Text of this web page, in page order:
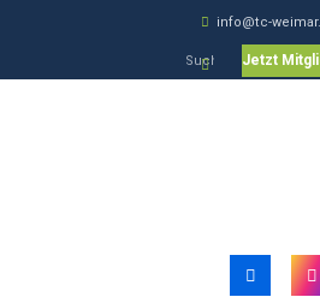
info@tc-
Jetzt